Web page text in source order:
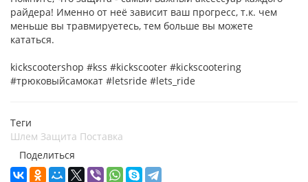
райдера! Именно от неё зависит ваш прогресс, т.к. чем
меньше вы травмируетесь, тем больше вы можете
кататься.
kickscootershop #kss #kickscooter #kickscootering
#трюковыйсамокат #letsride #lets_ride
Теги
Шлем Защита Поставка
Поделиться